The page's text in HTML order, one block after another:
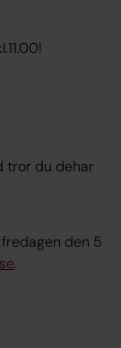
tror du dehar
den 5
.